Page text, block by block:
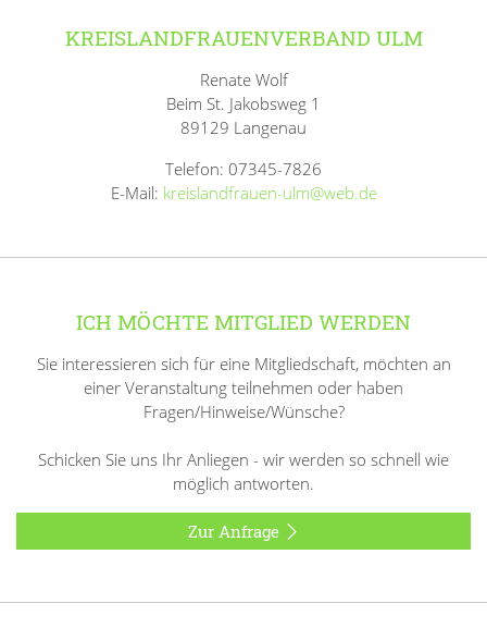
KREISLANDFRAUENVERBAND ULM
Renate Wolf
Beim St. Jakobsweg 1
89129 Langenau
Telefon: 07345-7826
E-Mail: kreislandfrauen-ulm@web.de
ICH MÖCHTE MITGLIED WERDEN
Sie interessieren sich für eine Mitgliedschaft, möchten an
einer Veranstaltung teilnehmen oder haben
Fragen/Hinweise/Wünsche?
Schicken Sie uns Ihr Anliegen - wir werden so schnell wie
möglich antworten.
Zur Anfrage